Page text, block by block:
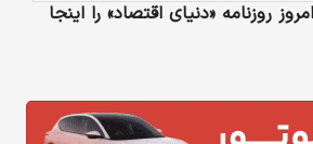
روزنامه «دنیای‌ اقتصاد» را اینجا